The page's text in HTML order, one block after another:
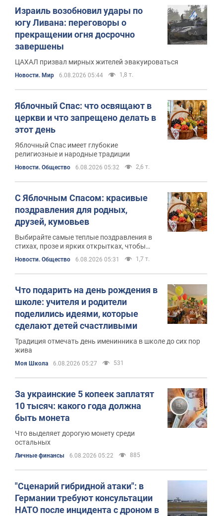
Израиль возобновил удары по
югу Ливана: переговоры о
прекращении огня досрочно
завершены
ЦАХАЛ призвал мирных жителей эвакуироваться
Новости. Мир 6.08.2026 05:44 1,8 т.
Яблочный Спас: что освящают в
церкви и что запрещено делать в
этот день
Яблочный Спас имеет глубокие
религиозные и народные традиции
Новости. Общество 6.08.2026 05:32 2,6 т.
С Яблочным Спасом: красивые
поздравления для родных,
друзей, кумовьев
Выбирайте самые теплые поздравления в
стихах, прозе и ярких открытках, чтобы
подарить праздничное настроение самым
близким людям
Новости. Общество 6.08.2026 05:31 1,7 т.
Что подарить на день рождения в
школе: учителя и родители
поделились идеями, которые
сделают детей счастливыми
Традиция отмечать день именинника в школе до сих пор
жива
Моя Школа 6.08.2026 05:27 531
За украинские 5 копеек заплатят
10 тысяч: какого года должна
быть монета
Что выделяет дорогую монету среди
остальных
Личные финансы 6.08.2026 05:22 885
"Сценарий гибридной атаки": в
Германии требуют консультации
НАТО после инцидента с дроном в